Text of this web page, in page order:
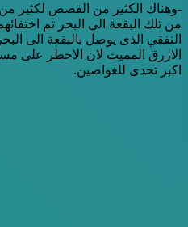
-وهناك الكثير من القصص لكثير من
من تلك البقعة الى البحر تم
النفقي الذى يوصل بالبقعة الى
اكبر تحدى للغواصين.